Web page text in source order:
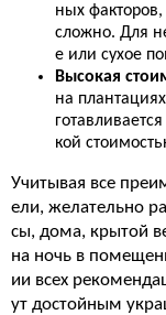
ных
сложно. Для
е или сухое
Высокая
на
кой
Учитывая все
ели, желательно
сы, дома, крытой
на ночь в
ии всех
ут достойным